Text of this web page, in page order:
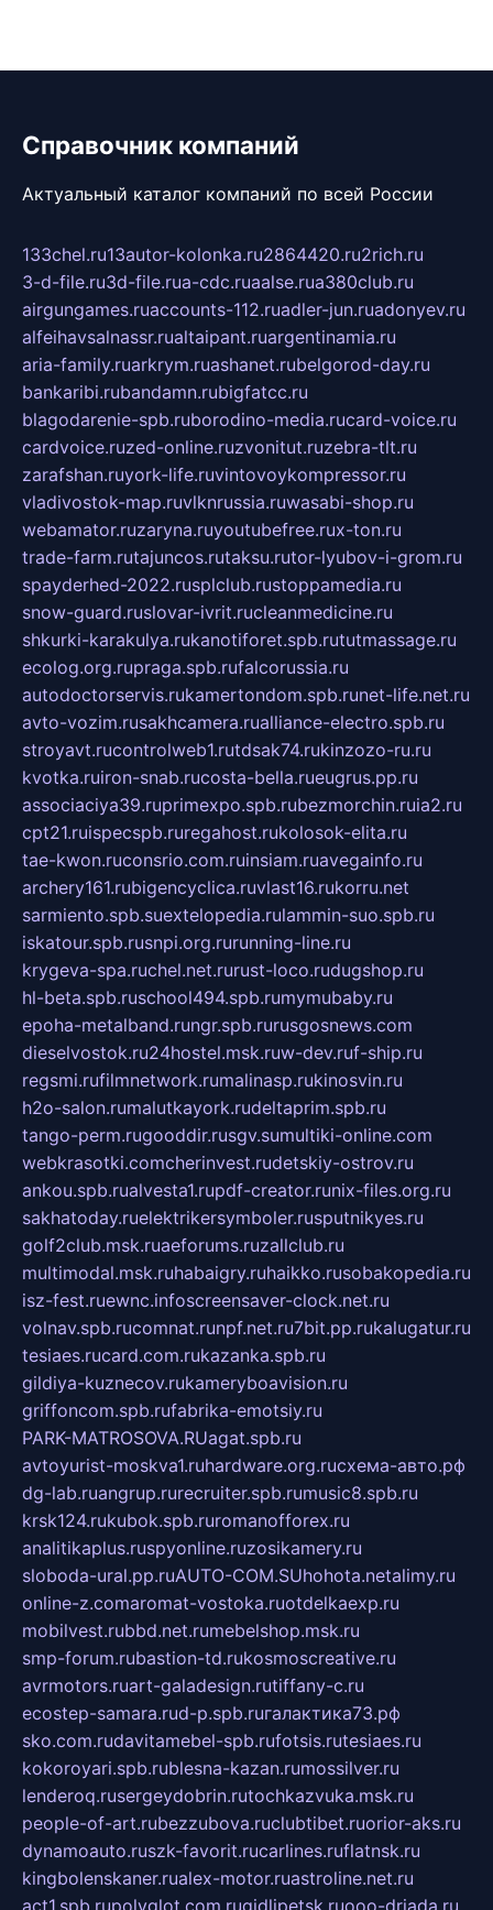
Справочник компаний
Актуальный каталог компаний по всей России
133chel.ru13autor-kolonka.ru2864420.ru2rich.ru
3-d-file.ru3d-file.rua-cdc.ruaalse.rua380club.ru
airgungames.ruaccounts-112.ruadler-jun.ruadonyev.ru
alfeihavsalnassr.rualtaipant.ruargentinamia.ru
aria-family.ruarkrym.ruashanet.rubelgorod-day.ru
bankaribi.rubandamn.rubigfatcc.ru
blagodarenie-spb.ruborodino-media.rucard-voice.ru
cardvoice.ruzed-online.ruzvonitut.ruzebra-tlt.ru
zarafshan.ruyork-life.ruvintovoykompressor.ru
vladivostok-map.ruvlknrussia.ruwasabi-shop.ru
webamator.ruzaryna.ruyoutubefree.rux-ton.ru
trade-farm.rutajuncos.rutaksu.rutor-lyubov-i-grom.ru
spayderhed-2022.rusplclub.rustoppamedia.ru
snow-guard.ruslovar-ivrit.rucleanmedicine.ru
shkurki-karakulya.rukanotiforet.spb.rututmassage.ru
ecolog.org.rupraga.spb.rufalcorussia.ru
autodoctorservis.rukamertondom.spb.runet-life.net.ru
avto-vozim.rusakhcamera.rualliance-electro.spb.ru
stroyavt.rucontrolweb1.rutdsak74.rukinzozo-ru.ru
kvotka.ruiron-snab.rucosta-bella.rueugrus.pp.ru
associaciya39.ruprimexpo.spb.rubezmorchin.ruia2.ru
cpt21.ruispecspb.ruregahost.rukolosok-elita.ru
tae-kwon.ruconsrio.com.ruinsiam.ruavegainfo.ru
archery161.rubigencyclica.ruvlast16.rukorru.net
sarmiento.spb.suextelopedia.rulammin-suo.spb.ru
iskatour.spb.rusnpi.org.rurunning-line.ru
krygeva-spa.ruchel.net.rurust-loco.rudugshop.ru
hl-beta.spb.ruschool494.spb.rumymubaby.ru
epoha-metalband.rungr.spb.rurusgosnews.com
dieselvostok.ru24hostel.msk.ruw-dev.ruf-ship.ru
regsmi.rufilmnetwork.rumalinasp.rukinosvin.ru
h2o-salon.rumalutkayork.rudeltaprim.spb.ru
tango-perm.rugooddir.rusgv.sumultiki-online.com
webkrasotki.comcherinvest.rudetskiy-ostrov.ru
ankou.spb.rualvesta1.rupdf-creator.runix-files.org.ru
sakhatoday.ruelektrikersymboler.rusputnikyes.ru
golf2club.msk.ruaeforums.ruzallclub.ru
multimodal.msk.ruhabaigry.ruhaikko.rusobakopedia.ru
isz-fest.ruewnc.infoscreensaver-clock.net.ru
volnav.spb.rucomnat.runpf.net.ru7bit.pp.rukalugatur.ru
tesiaes.rucard.com.rukazanka.spb.ru
gildiya-kuznecov.rukameryboavision.ru
griffoncom.spb.rufabrika-emotsiy.ru
PARK-MATROSOVA.RUagat.spb.ru
avtoyurist-moskva1.ruhardware.org.ruсхема-авто.рф
dg-lab.ruangrup.rurecruiter.spb.rumusic8.spb.ru
krsk124.rukubok.spb.ruromanofforex.ru
analitikaplus.ruspyonline.ruzosikamery.ru
sloboda-ural.pp.ruAUTO-COM.SUhohota.netalimy.ru
online-z.comaromat-vostoka.ruotdelkaexp.ru
mobilvest.rubbd.net.rumebelshop.msk.ru
smp-forum.rubastion-td.rukosmoscreative.ru
avrmotors.ruart-galadesign.rutiffany-c.ru
ecostep-samara.rud-p.spb.ruгалактика73.рф
sko.com.rudavitamebel-spb.rufotsis.rutesiaes.ru
kokoroyari.spb.rublesna-kazan.rumossilver.ru
lenderoq.rusergeydobrin.rutochkazvuka.msk.ru
people-of-art.rubezzubova.ruclubtibet.ruorior-aks.ru
dynamoauto.ruszk-favorit.rucarlines.ruflatnsk.ru
kingbolenskaner.rualex-motor.ruastroline.net.ru
act1.spb.rupolyglot.com.rugidlipetsk.ruooo-driada.ru